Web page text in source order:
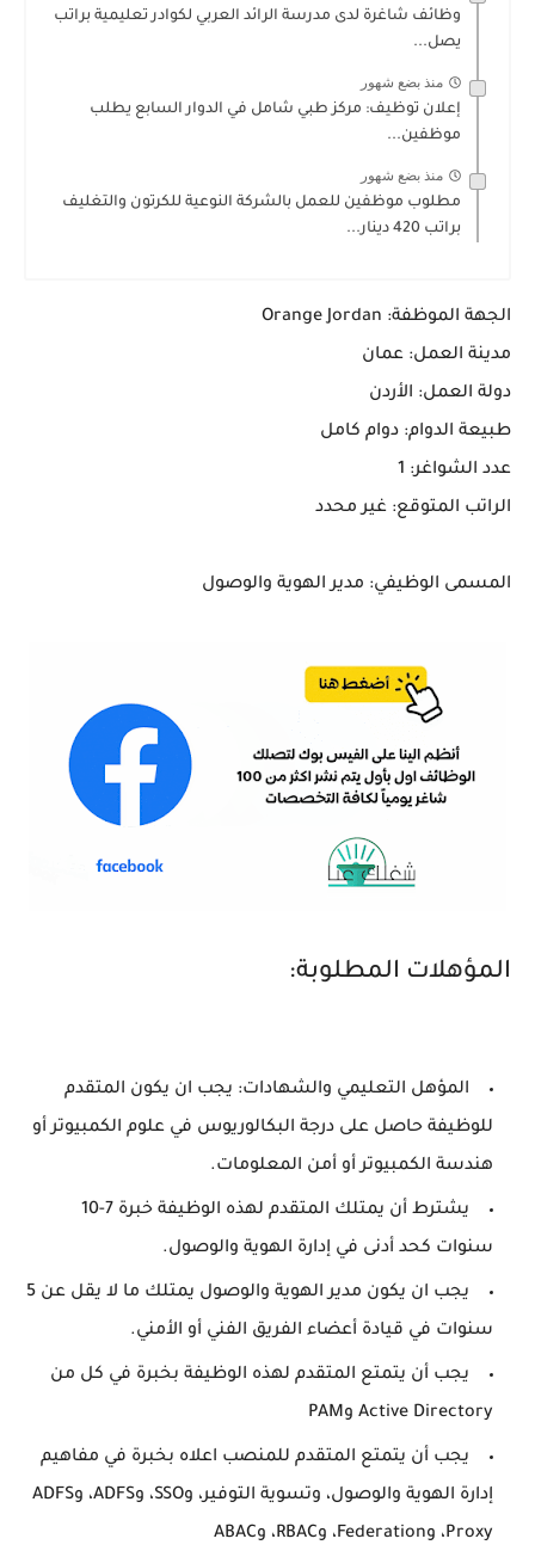
وظائف شاغرة لدى مدرسة الرائد العربي لكوادر تعليمية براتب
يصل...
منذ بضع شهور
إعلان توظيف: مركز طبي شامل في الدوار السابع يطلب
موظفين...
منذ بضع شهور
مطلوب موظفين للعمل بالشركة النوعية للكرتون والتغليف
براتب 420 دينار...
الجهة الموظفة: Orange Jordan
مدينة العمل: عمان
دولة العمل: الأردن
طبيعة الدوام: دوام كامل
عدد الشواغر: 1
الراتب المتوقع: غير محدد
المسمى الوظيفي: مدير الهوية والوصول
المؤهلات المطلوبة:
المؤهل التعليمي والشهادات: يجب ان يكون المتقدم
للوظيفة حاصل على درجة البكالوريوس في علوم الكمبيوتر أو
هندسة الكمبيوتر أو أمن المعلومات.
يشترط أن يمتلك المتقدم لهذه الوظيفة خبرة 7-10
سنوات كحد أدنى في إدارة الهوية والوصول.
يجب ان يكون مدير الهوية والوصول يمتلك ما لا يقل عن 5
سنوات في قيادة أعضاء الفريق الفني أو الأمني.
يجب أن يتمتع المتقدم لهذه الوظيفة بخبرة في كل من
Active Directory وPAM
يجب أن يتمتع المتقدم للمنصب اعلاه بخبرة في مفاهيم
إدارة الهوية والوصول، وتسوية التوفير، وSSO، وADFS، وADFS
Proxy، وFederation، وRBAC، وABAC